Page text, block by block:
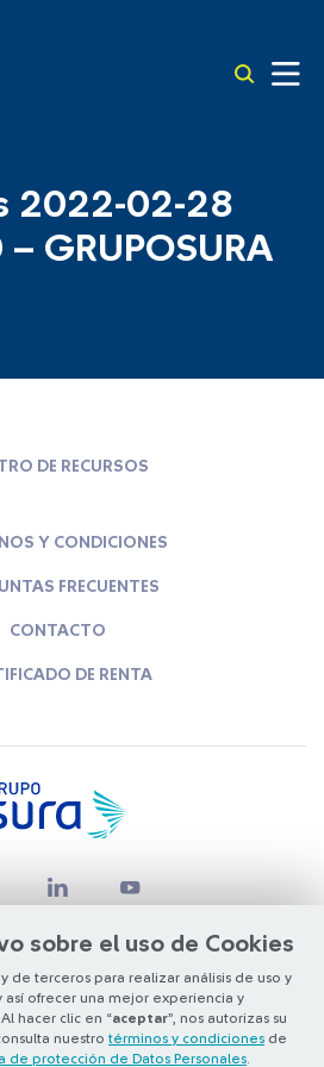
2022-02-28
GRUPOSURA
sobre el uso de Cookies
de terceros para realizar análisis de uso y
ofrecer una mejor experiencia y
hacer clic en “aceptar”, nos autorizas su
nuestro términos y condiciones de
de protección de Datos Personales
DE RECURSOS
Y CONDICIONES
FRECUENTES
CONTACTO
DE RENTA
Grupo SURA 2026